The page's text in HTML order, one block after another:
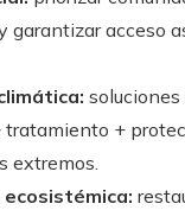
garantizar acceso
tratamiento +
extremos.